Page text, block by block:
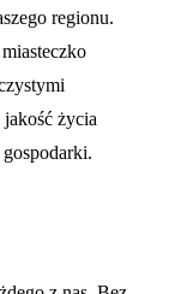
regionu.
jakość życia